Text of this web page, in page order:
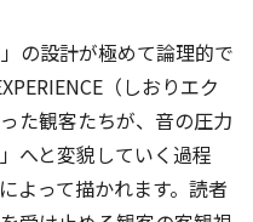
の設計が極めて論理的で
（しおりエク
た観客たちが、音の圧力
へと変貌していく過程
よって描かれます。読者